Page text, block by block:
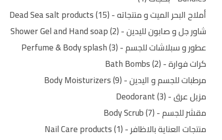
أملاح البحر الميت و منتجاته - Dead Sea salt products 15
شاور جل و صابون لليدين - Shower Gel and Hand soap 2
عطور و سبلاشات للجسم - Perfume & Body splash 3
كرات فوارة - Bath Bombs 2
مرطبات للجسم و اليدين - Body Moisturizers 9
مزيل عرق - Deodorant 3
مقشر للجسم - Body Scrub 7
منتجات العناية بالاظافر - Nail Care products 1